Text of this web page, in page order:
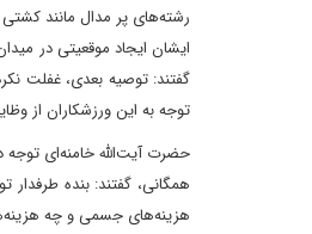
رشته‌های پر مدال مانند
ایشان ایجاد موقعیتی در
گفتند: توصیه بعدی، غفلت
توجه به این ورزشکاران از
حضرت آیت‌الله خامنه‌ای توجه
همگانی، گفتند: بنده
هزینه‌های جسمی و چه